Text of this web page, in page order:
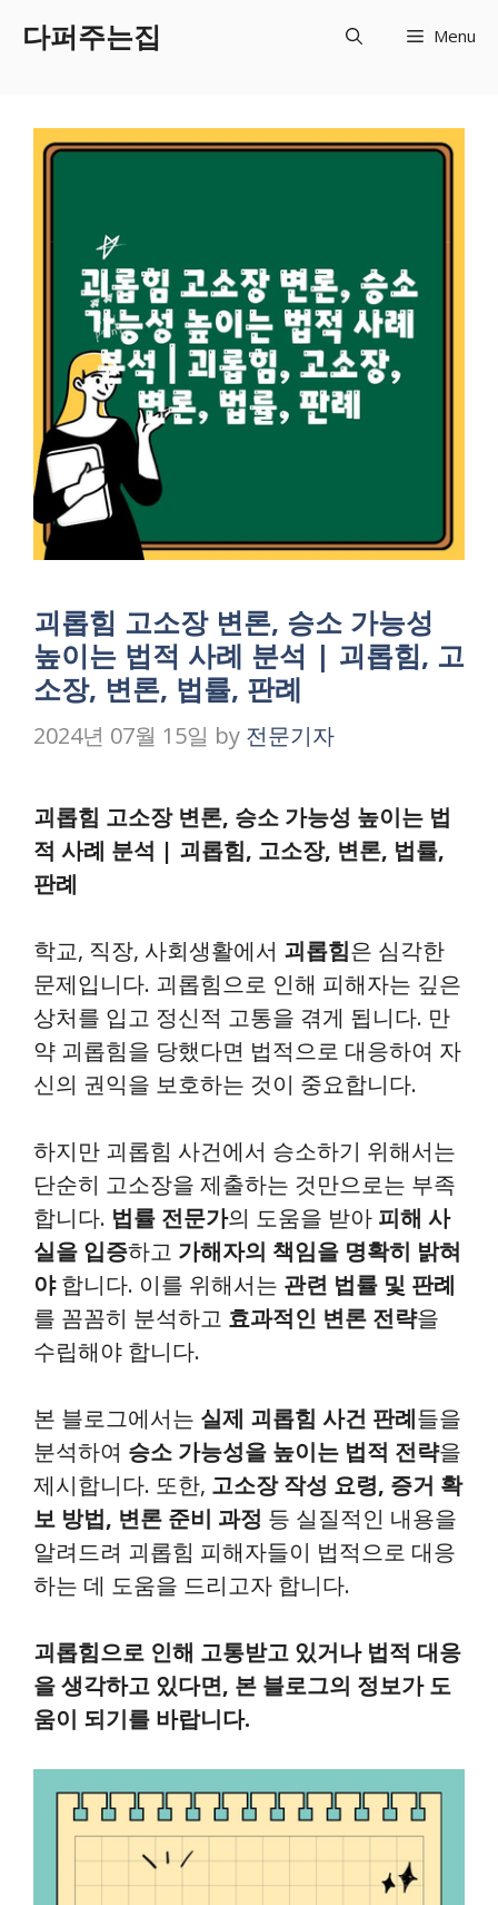
다퍼주는집 Menu
괴롭힘 고소장 변론, 승소 가능성
높이는 법적 사례 분석 | 괴롭힘, 고
소장, 변론, 법률, 판례
2024년 07월 15일 by 전문기자
괴롭힘 고소장 변론, 승소 가능성 높이는 법
적 사례 분석 | 괴롭힘, 고소장, 변론, 법률,
판례
학교, 직장, 사회생활에서 괴롭힘은 심각한
문제입니다. 괴롭힘으로 인해 피해자는 깊은
상처를 입고 정신적 고통을 겪게 됩니다. 만
약 괴롭힘을 당했다면 법적으로 대응하여 자
신의 권익을 보호하는 것이 중요합니다.
하지만 괴롭힘 사건에서 승소하기 위해서는
단순히 고소장을 제출하는 것만으로는 부족
합니다. 법률 전문가의 도움을 받아 피해 사
실을 입증하고 가해자의 책임을 명확히 밝혀
야합니다. 이를 위해서는 관련 법률 및 판례
를 꼼꼼히 분석하고 효과적인 변론 전략을
수립해야 합니다.
본 블로그에서는 실제 괴롭힘 사건 판례들을
분석하여 승소 가능성을 높이는 법적 전략을
제시합니다. 또한, 고소장 작성 요령, 증거 확
보 방법, 변론 준비 과정 등 실질적인 내용을
알려드려 괴롭힘 피해자들이 법적으로 대응
하는 데 도움을 드리고자 합니다.
괴롭힘으로 인해 고통받고 있거나 법적 대응
을 생각하고 있다면, 본 블로그의 정보가 도
움이 되기를 바랍니다.